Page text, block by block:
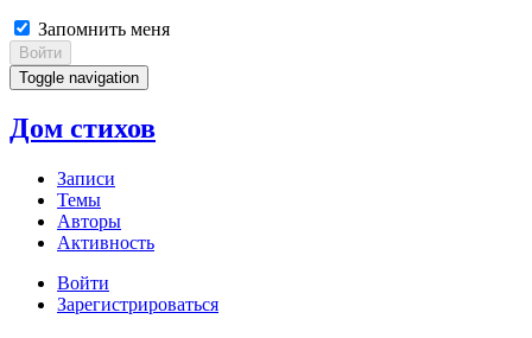
Запомнить меня
Войти
Toggle navigation
Дом стихов
Записи
Темы
Авторы
Активность
Войти
Зарегистрироваться